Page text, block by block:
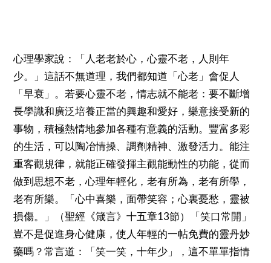
心理學家說：「人老老於心，心靈不老，人則年
少。」這話不無道理，我們都知道「心老」會促人
「早衰」。若要心靈不老，情志就不能老：要不斷增
長學識和廣泛培養正當的興趣和愛好，樂意接受新的
事物，積極熱情地參加各種有意義的活動。豐富多彩
的生活，可以陶冶情操、調劑精神、激發活力。能注
重客觀規律，就能正確發揮主觀能動性的功能，從而
做到思想不老，心理年輕化，老有所為，老有所學，
老有所樂。「心中喜樂，面帶笑容；心裏憂愁，靈被
損傷。」（聖經《箴言》十五章13節）「笑口常開」
豈不是促進身心健康，使人年輕的一帖免費的靈丹妙
藥嗎？常言道：「笑一笑，十年少」，這不單單指情